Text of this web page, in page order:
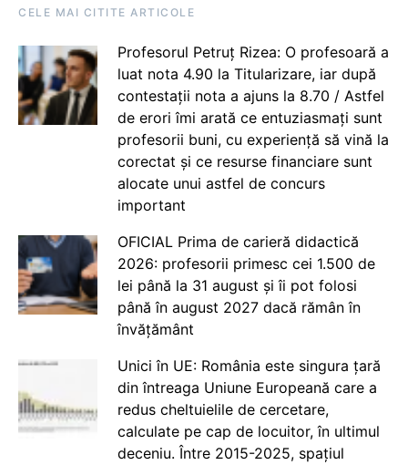
CELE MAI CITITE ARTICOLE
Profesorul Petruț Rizea: O profesoară a
luat nota 4.90 la Titularizare, iar după
contestații nota a ajuns la 8.70 / Astfel
de erori îmi arată ce entuziasmați sunt
profesorii buni, cu experiență să vină la
corectat și ce resurse financiare sunt
alocate unui astfel de concurs
important
OFICIAL Prima de carieră didactică
2026: profesorii primesc cei 1.500 de
lei până la 31 august și îi pot folosi
până în august 2027 dacă rămân în
învățământ
Unici în UE: România este singura țară
din întreaga Uniune Europeană care a
redus cheltuielile de cercetare,
calculate pe cap de locuitor, în ultimul
deceniu. Între 2015-2025, spațiul